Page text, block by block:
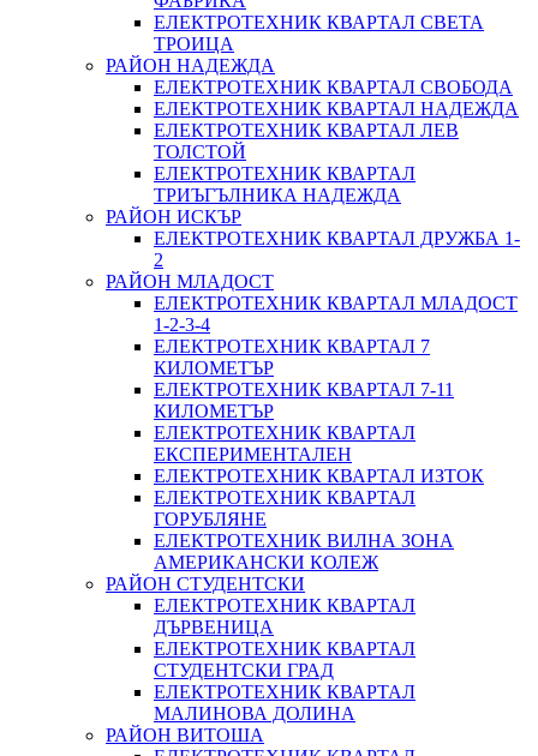
ЕЛЕКТРОТЕХНИК КВАРТАЛ СВЕТА
ТРОИЦА
РАЙОН НАДЕЖДА
ЕЛЕКТРОТЕХНИК КВАРТАЛ СВОБОДА
ЕЛЕКТРОТЕХНИК КВАРТАЛ НАДЕЖДА
ЕЛЕКТРОТЕХНИК КВАРТАЛ ЛЕВ
ТОЛСТОЙ
ЕЛЕКТРОТЕХНИК КВАРТАЛ
ТРИЪГЪЛНИКА НАДЕЖДА
РАЙОН ИСКЪР
ЕЛЕКТРОТЕХНИК КВАРТАЛ ДРУЖБА 1-
2
РАЙОН МЛАДОСТ
ЕЛЕКТРОТЕХНИК КВАРТАЛ МЛАДОСТ
1-2-3-4
ЕЛЕКТРОТЕХНИК КВАРТАЛ 7
КИЛОМЕТЪР
ЕЛЕКТРОТЕХНИК КВАРТАЛ 7-11
КИЛОМЕТЪР
ЕЛЕКТРОТЕХНИК КВАРТАЛ
ЕКСПЕРИМЕНТАЛЕН
ЕЛЕКТРОТЕХНИК КВАРТАЛ ИЗТОК
ЕЛЕКТРОТЕХНИК КВАРТАЛ
ГОРУБЛЯНЕ
ЕЛЕКТРОТЕХНИК ВИЛНА ЗОНА
АМЕРИКАНСКИ КОЛЕЖ
РАЙОН СТУДЕНТСКИ
ЕЛЕКТРОТЕХНИК КВАРТАЛ
ДЪРВЕНИЦА
ЕЛЕКТРОТЕХНИК КВАРТАЛ
СТУДЕНТСКИ ГРАД
ЕЛЕКТРОТЕХНИК КВАРТАЛ
МАЛИНОВА ДОЛИНА
РАЙОН ВИТОША